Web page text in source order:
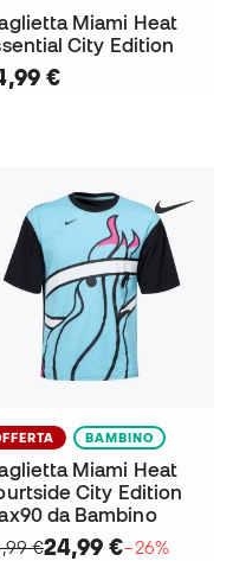
Miami Heat
City Edition
€
BAMBINO
Miami Heat
City Edition
da Bambino
€24,99 €−26%